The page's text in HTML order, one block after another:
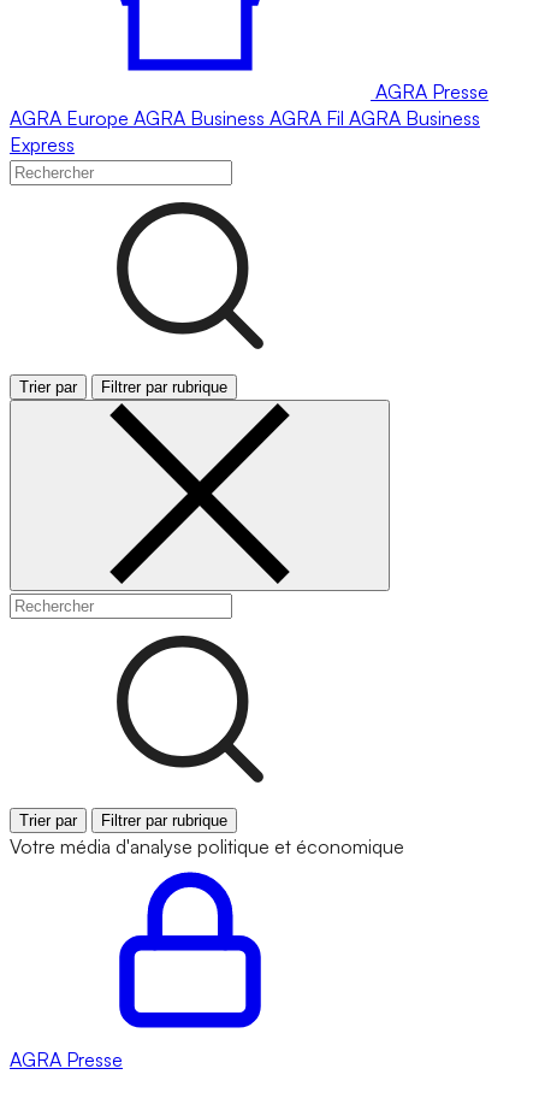
AGRA Presse
AGRA Europe AGRA Business AGRA Fil AGRA Business
Express
Trier par Filtrer par rubrique
Trier par Filtrer par rubrique
Votre média d'analyse politique et économique
AGRA Presse